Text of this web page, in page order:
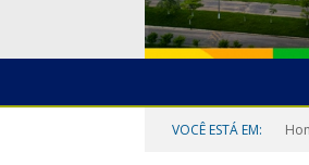
VOCÊ ESTÁ EM: